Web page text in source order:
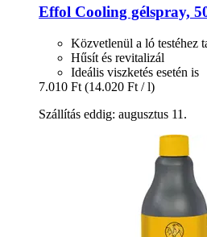
Effol Cooling gélspray,
Közvetlenül a ló testéhez
Hűsít és revitalizál
Ideális viszketés esetén is
7.010 Ft (14.020 Ft / l)
Szállítás eddig: augusztus 11.